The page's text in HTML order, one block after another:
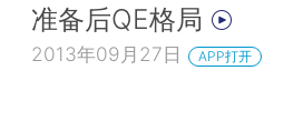
准备后QE格局
2013年09月27日 APP打开